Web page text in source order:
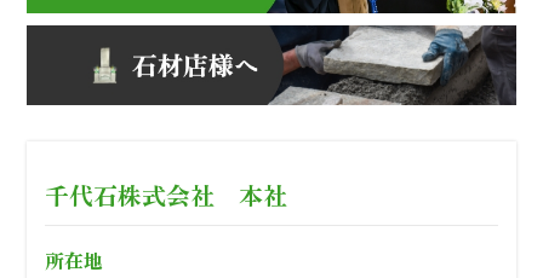
千代石株式会社 本社
所在地